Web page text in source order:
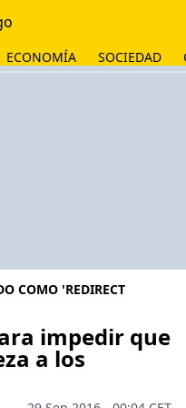
ECONOMÍA SOCIEDAD
COMO 'REDIRECT
impedir que
a los